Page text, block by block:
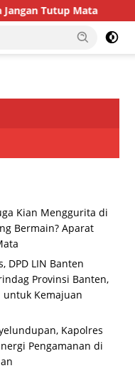
Mata Disambut
Kian Menggurita di
Bermain? Aparat
DPD LIN Banten
Provinsi Banten,
untuk Kemajuan
Kapolres
Pengamanan di